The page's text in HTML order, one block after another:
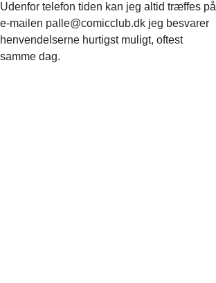
Udenfor telefon tiden kan jeg altid træffes på
e-mailen palle@comicclub.dk jeg besvarer
henvendelserne hurtigst muligt, oftest
samme dag.